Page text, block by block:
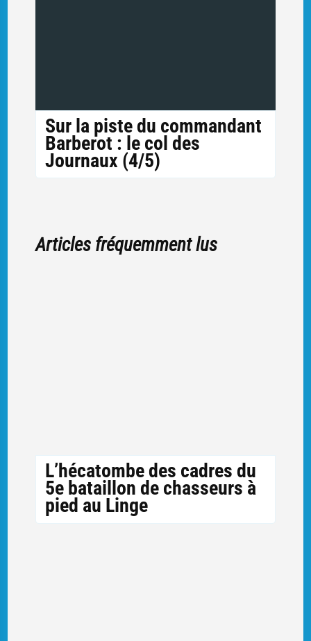
Sur la piste du commandant
Barberot : le col des
Journaux (4/5)
Articles fréquemment lus
L’hécatombe des cadres du
5e bataillon de chasseurs à
pied au Linge